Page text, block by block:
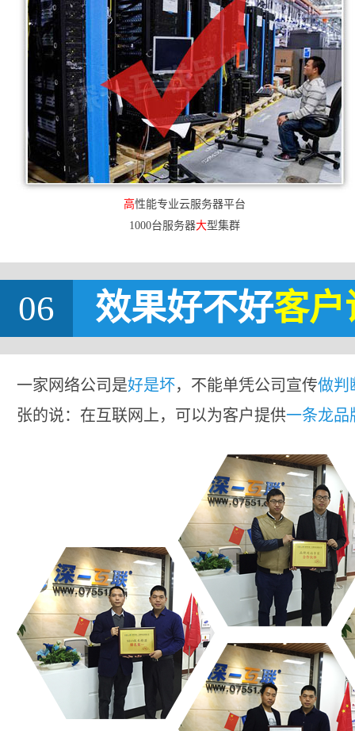
高性能专业云服务器平台
1000台服务器大型集群
06 效果好不好客户
一家网络公司是好是坏，不能单凭公司宣传做判
张的说：在互联网上，可以为客户提供一条龙品